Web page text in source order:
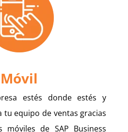
Móvil
estés donde estés y
equipo de ventas gracias
móviles de SAP Business